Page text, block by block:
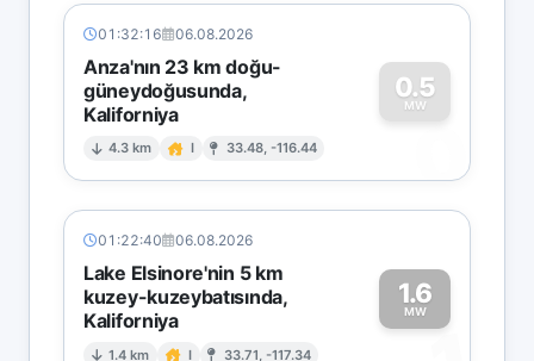
01:32:16 06.08.2026
Anza'nın 23 km doğu-
güneydoğusunda,
Kaliforniya
4.3 km I 33.48, -116.44
0.5
MW
0
01:22:40 06.08.2026
Lake Elsinore'nin 5 km
kuzey-kuzeybatısında,
Kaliforniya
1.4 km I 33.71, -117.34
1.6
MW